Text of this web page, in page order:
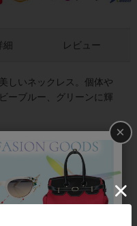
しいネックレス。個体や
ーブルー、グリーンに輝
細 レビュー
×